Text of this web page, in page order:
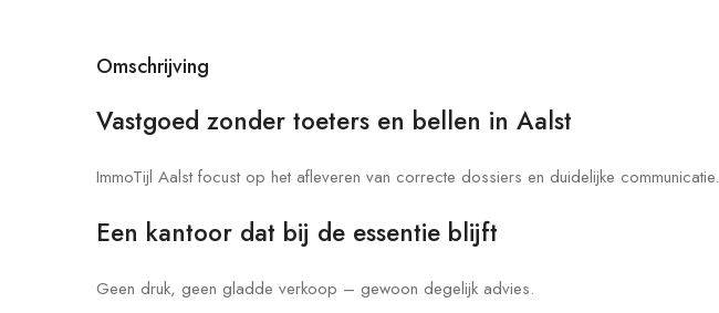
Omschrijving
Vastgoed zonder toeters en bellen in Aalst
ImmoTijl Aalst focust op het afleveren van correcte dossiers en duidelijke communicatie.
Een kantoor dat bij de essentie blijft
Geen druk, geen gladde verkoop – gewoon degelijk advies.